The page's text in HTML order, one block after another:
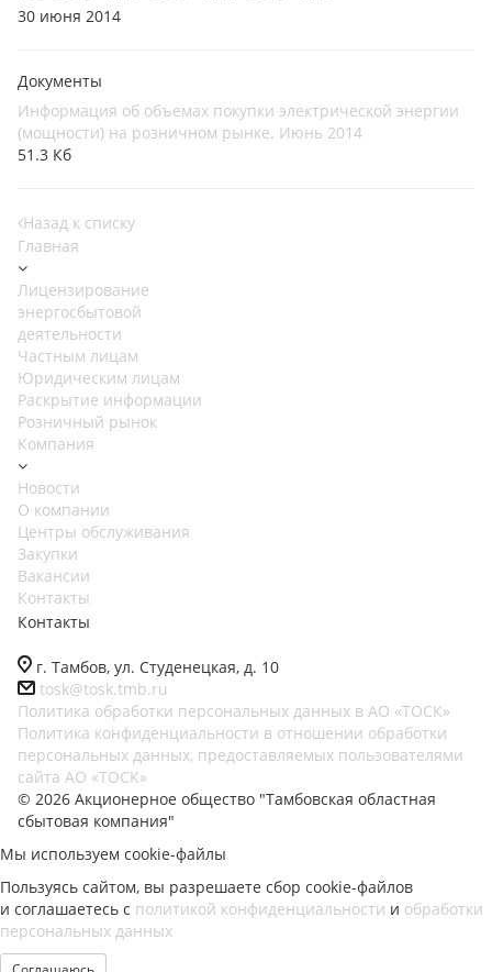
30 июня 2014
Документы
Информация об объемах покупки электрической энергии
(мощности) на розничном рынке. Июнь 2014
51.3 Кб
Назад к списку
Главная
Лицензирование
энергосбытовой
деятельности
Частным лицам
Юридическим лицам
Раскрытие информации
Розничный рынок
Компания
Новости
О компании
Центры обслуживания
Закупки
Вакансии
Контакты
Контакты
г. Тамбов, ул. Студенецкая, д. 10
tosk@tosk.tmb.ru
Политика обработки персональных данных в АО «ТОСК»
Политика конфиденциальности в отношении обработки
персональных данных, предоставляемых пользователями
сайта АО «ТОСК»
© 2026 Акционерное общество "Тамбовская областная
сбытовая компания"
Мы используем cookie-файлы
Пользуясь сайтом, вы разрешаете сбор cookie-файлов
и соглашаетесь с политикой конфиденциальности и обработки
персональных данных